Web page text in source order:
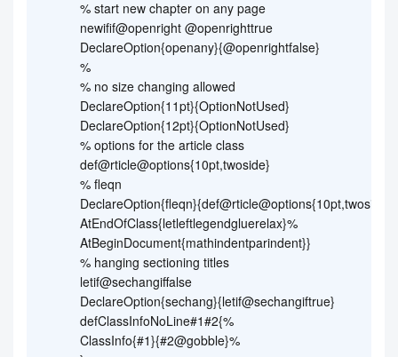
% start new chapter on any page
newifif@openright @openrighttrue
DeclareOption{openany}{@openrightfalse}
%
% no size changing allowed
DeclareOption{11pt}{OptionNotUsed}
DeclareOption{12pt}{OptionNotUsed}
% options for the article class
def@rticle@options{10pt,twoside}
% fleqn
AtEndOfClass{letleftlegendgluerelax}%
AtBeginDocument{mathindentparindent}}
% hanging sectioning titles
letif@sechangiffalse
DeclareOption{sechang}{letif@sechangiftrue}
defClassInfoNoLine#1#2{%
ClassInfo{#1}{#2@gobble}%